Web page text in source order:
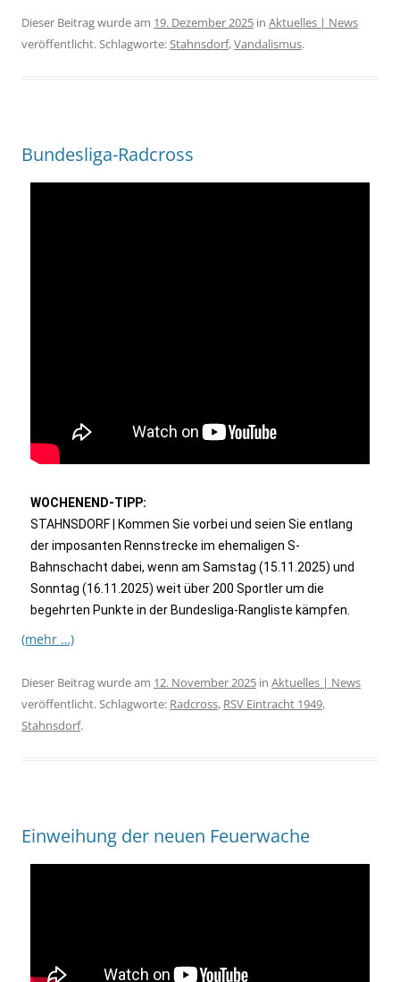
Dieser Beitrag wurde am 19. Dezember 2025 in Aktuelles | News
veröffentlicht. Schlagworte:Stahnsdorf,Vandalismus.
Bundesliga-Radcross
WOCHENEND-TIPP:
STAHNSDORF | Kommen Sie vorbei und seien Sie entlang
der imposanten Rennstrecke im ehemaligen S-
Bahnschacht dabei, wenn am Samstag (15.11.2025) und
Sonntag (16.11.2025) weit über 200 Sportler um die
begehrten Punkte in der Bundesliga-Rangliste kämpfen.
(mehr …)
Dieser Beitrag wurde am 12. November 2025 in Aktuelles | News
veröffentlicht. Schlagworte: Radcross, RSV Eintracht 1949,
Stahnsdorf.
Einweihung der neuen Feuerwache